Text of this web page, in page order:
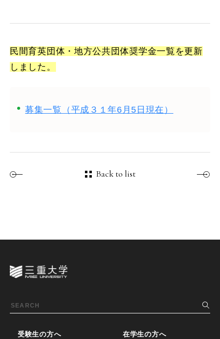
民間育英団体・地方公共団体奨学金一覧を更新
しました。
募集一覧（平成３１年6月5日現在）
Back to list
受験生の方へ 在学生の方へ